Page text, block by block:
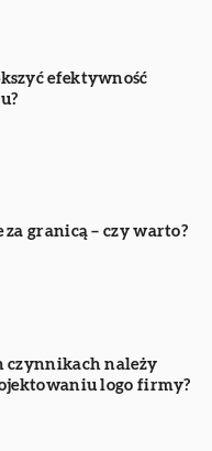
efektywność
za granicą – czy warto?
czynnikach należy
logo firmy?